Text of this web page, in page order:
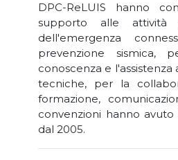
DPC-ReLUIS hanno
supporto alle attività
dell'emergenza
prevenzione sismica,
conoscenza e
tecniche, per la
formazione,
convenzioni hanno
dal 2005.